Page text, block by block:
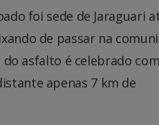
foi sede de Jaraguari
de passar na
asfalto é celebrado
apenas 7 km de